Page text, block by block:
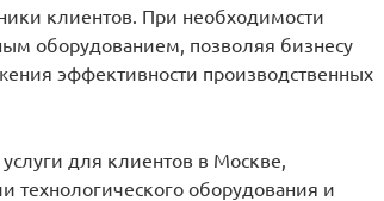
клиентов. При необходимости
оборудованием, позволяя бизнесу
эффективности производственных
для клиентов в Москве,
технологического оборудования и